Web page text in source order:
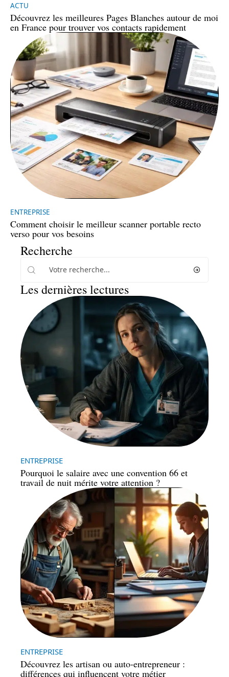
ACTU
Découvrez les meilleures Pages Blanches autour de moi
en France pour trouver vos contacts rapidement
ENTREPRISE
Comment choisir le meilleur scanner portable recto
verso pour vos besoins
Recherche
Les dernières lectures
ENTREPRISE
Pourquoi le salaire avec une convention 66 et
travail de nuit mérite votre attention ?
ENTREPRISE
Découvrez les artisan ou auto-entrepreneur :
différences qui influencent votre métier